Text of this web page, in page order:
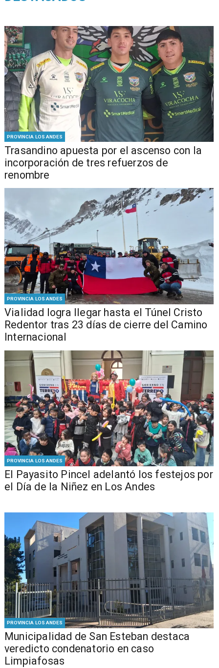
PROVINCIA LOS ANDES
Trasandino apuesta por el ascenso con la
incorporación de tres refuerzos de
renombre
PROVINCIA LOS ANDES
Vialidad logra llegar hasta el Túnel Cristo
Redentor tras 23 días de cierre del Camino
Internacional
PROVINCIA LOS ANDES
El Payasito Pincel adelantó los festejos por
el Día de la Niñez en Los Andes
PROVINCIA LOS ANDES
Municipalidad de San Esteban destaca
veredicto condenatorio en caso
Limpiafosas